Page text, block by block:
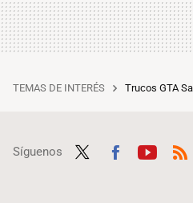
TEMAS DE INTERÉS Trucos GTA
Síguenos